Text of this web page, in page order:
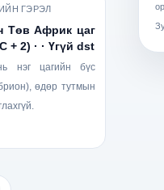
ГЭРЭЛ
Төв Африк цаг
+ 2) · · Үгүй dst
нэг цагийн бүс
өдөр тутмын